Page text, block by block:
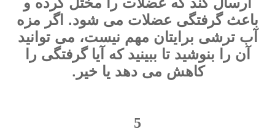
باعث گرفتگی عضلات می شود. اگر مزه
آب ترشی برایتان مهم نیست، می توانید
آن را بنوشید تا ببینید که آیا گرفتگی را
کاهش می دهد یا خیر .
5